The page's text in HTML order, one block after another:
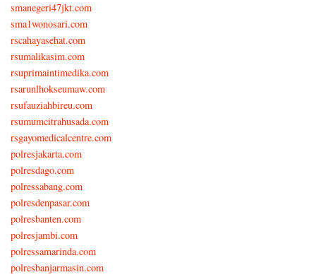
smanegeri47jkt.com
sma1wonosari.com
rscahayasehat.com
rsumalikasim.com
rsuprimaintimedika.com
rsarunlhokseumaw.com
rsufauziahbireu.com
rsumumcitrahusada.com
rsgayomedicalcentre.com
polresjakarta.com
polresdago.com
polressabang.com
polresdenpasar.com
polresbanten.com
polresjambi.com
polressamarinda.com
polresbanjarmasin.com